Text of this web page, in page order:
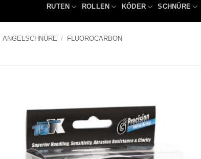
RUTEN ROLLEN KÖDER SCHNÜRE
ANGELSCHNÜRE / FLUOROCARBON